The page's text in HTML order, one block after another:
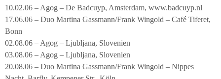
10.02.06 – Agog – De Badcuyp, Amsterdam, www.badcuyp.nl
17.06.06 – Duo Martina Gassmann/Frank Wingold – Café Tiferet,
Bonn
02.08.06 – Agog – Ljubljana, Slovenien
03.08.06 – Agog – Ljubljana, Slovenien
20.08.06 – Duo Martina Gassmann/Frank Wingold – Nippes